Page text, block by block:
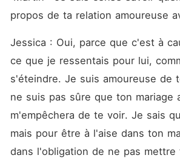
propos de ta relation amoureuse
Jessica : Oui, parce que c'est à
ce que je ressentais pour lui,
s'éteindre. Je suis amoureuse de
ne suis pas sûre que ton mariage
m'empêchera de te voir. Je sais
mais pour être à l'aise dans ton
dans l'obligation de ne pas mettre